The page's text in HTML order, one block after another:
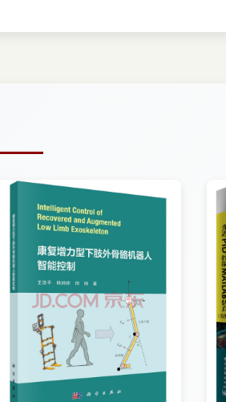
6 智能时代的基础信息架构 54
DT基础设施：云端―数据―智能 54
Hadoop大数据管理：“三个臭皮匠，赛过诸葛
OpenStack云计算：一切皆服务 58
TensorFlow深度学习：流动的张量 59
第3章 大数据驱动的深度智能 63
1 深度学习的崛起 63
早期AI的发展 64
“猫”“狗”AI的野蛮生长 65
深度学习正在重塑机器智能 69
2 机器如何智能：从感知到认知 70